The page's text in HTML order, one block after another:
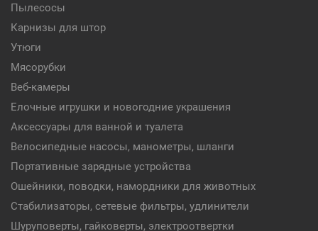
Пылесосы
Карнизы для штор
Утюги
Мясорубки
Веб-камеры
Елочные игрушки и новогодние украшения
Аксессуары для ванной и туалета
Велосипедные насосы, манометры, шланги
Портативные зарядные устройства
Ошейники, поводки, намордники для животных
Стабилизаторы, сетевые фильтры, удлинители
Шуруповерты, гайковерты, электроотвертки